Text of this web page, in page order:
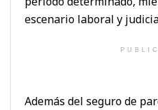
escenario laboral y
Además del seguro de